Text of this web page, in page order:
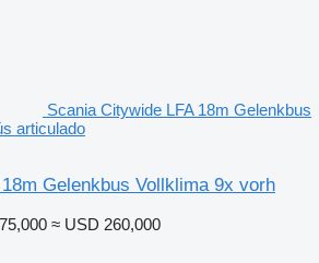
Scania Citywide LFA 18m Gelenkbus
articulado
Gelenkbus Vollklima 9x vorh
≈ USD 260,000